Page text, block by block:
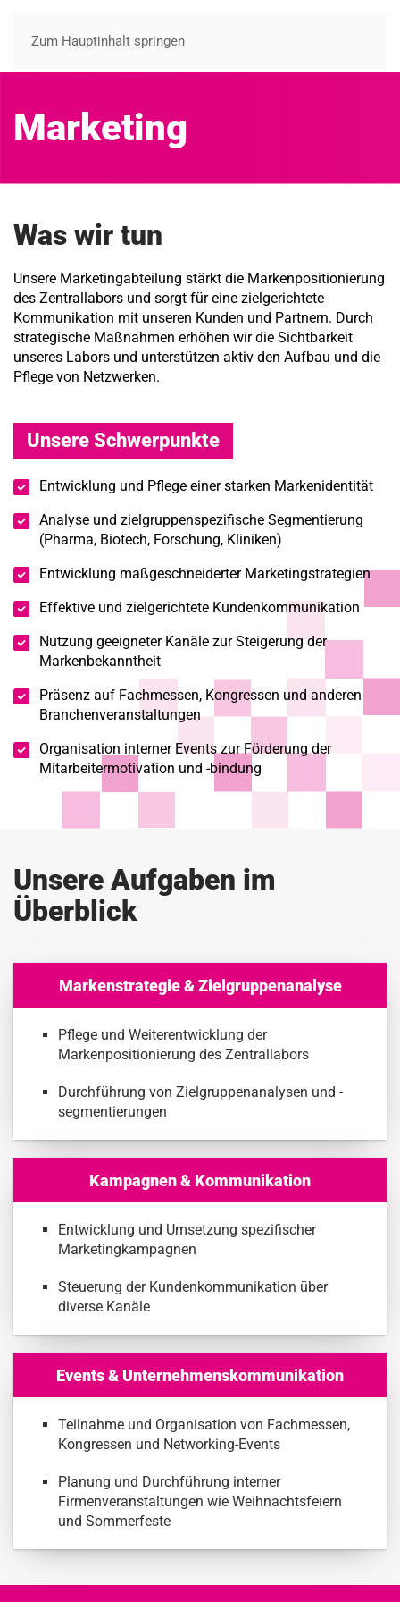
Zum Hauptinhalt springen
Marketing
Was wir tun
Unsere Marketingabteilung stärkt die Markenpositionierung
des Zentrallabors und sorgt für eine zielgerichtete
Kommunikation mit unseren Kunden und Partnern. Durch
strategische Maßnahmen erhöhen wir die Sichtbarkeit
unseres Labors und unterstützen aktiv den Aufbau und die
Pflege von Netzwerken.
Unsere Schwerpunkte
Entwicklung und Pflege einer starken Markenidentität
Analyse und zielgruppenspezifische Segmentierung
(Pharma, Biotech, Forschung, Kliniken)
Entwicklung maßgeschneiderter Marketingstrategien
Effektive und zielgerichtete Kundenkommunikation
Nutzung geeigneter Kanäle zur Steigerung der
Markenbekanntheit
Präsenz auf Fachmessen, Kongressen und anderen
Branchenveranstaltungen
Organisation interner Events zur Förderung der
Mitarbeitermotivation und -bindung
Unsere Aufgaben im
Überblick
Markenstrategie & Zielgruppenanalyse
Pflege und Weiterentwicklung der
Markenpositionierung des Zentrallabors
Durchführung von Zielgruppenanalysen und -
segmentierungen
Kampagnen & Kommunikation
Entwicklung und Umsetzung spezifischer
Marketingkampagnen
Steuerung der Kundenkommunikation über
diverse Kanäle
Events & Unternehmenskommunikation
Teilnahme und Organisation von Fachmessen,
Kongressen und Networking-Events
Planung und Durchführung interner
Firmenveranstaltungen wie Weihnachtsfeiern
und Sommerfeste